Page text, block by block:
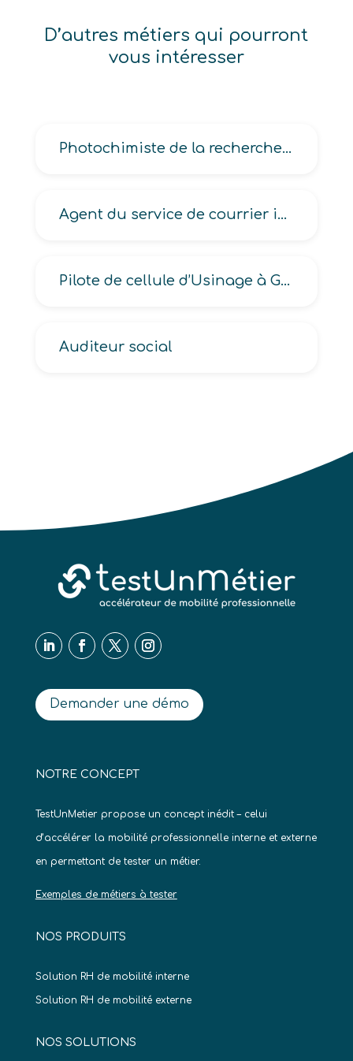
D’autres métiers qui pourront
vous intéresser
Photochimiste de la recherche scientifique
Agent du service de courrier interne
Pilote de cellule d’Usinage à Grande Vitesse -UGV-
Auditeur social
Demander une démo
NOTRE CONCEPT
TestUnMetier propose un concept inédit – celui
d’accélérer la mobilité professionnelle interne et externe
en permettant de tester un métier.
Exemples de métiers à tester
NOS PRODUITS
Solution RH de mobilité interne
Solution RH de mobilité externe
NOS SOLUTIONS